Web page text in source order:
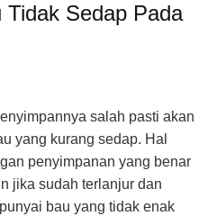
Tidak Sedap Pada
salah pasti akan
yang kurang sedap. Hal
penyimpanan yang benar
jika sudah terlanjur dan
bau yang tidak enak